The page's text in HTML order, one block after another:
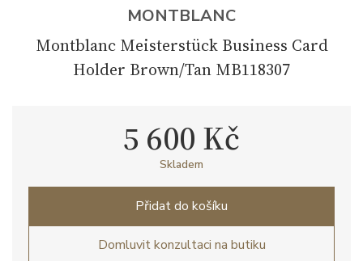
MONTBLANC
Montblanc Meisterstück Business Card
Holder Brown/Tan MB118307
5 600 Kč
Skladem
Přidat do košíku
Domluvit konzultaci na butiku